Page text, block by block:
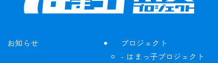
お知らせ
プロジェクト
はまっ子プロジェクト